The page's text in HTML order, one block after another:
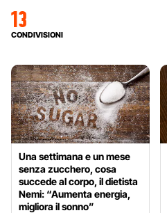
13
CONDIVISIONI
Una settimana e un mese
senza zucchero, cosa
succede al corpo, il dietista
Nemi: “Aumenta energia,
migliora il sonno”